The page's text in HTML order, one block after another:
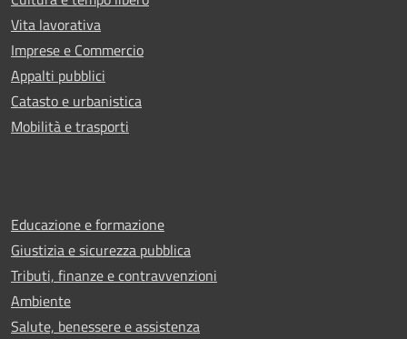
Vita lavorativa
Imprese e Commercio
Appalti pubblici
Catasto e urbanistica
Mobilità e trasporti
Educazione e formazione
Giustizia e sicurezza pubblica
Tributi, finanze e contravvenzioni
Ambiente
Salute, benessere e assistenza